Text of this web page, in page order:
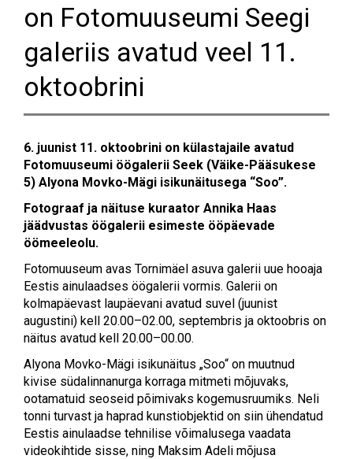
on Fotomuuseumi Seegi
galeriis avatud veel 11.
oktoobrini
6. juunist 11. oktoobrini on külastajaile avatud
Fotomuuseumi öögalerii Seek (Väike-Pääsukese
5) Alyona Movko-Mägi isikunäitusega “Soo”.
Fotograaf ja näituse kuraator Annika Haas
jäädvustas öögalerii esimeste ööpäevade
öömeeleolu.
Fotomuuseum avas Tornimäel asuva galerii uue hooaja
Eestis ainulaadses öögalerii vormis. Galerii on
kolmapäevast laupäevani avatud suvel (juunist
augustini) kell 20.00–02.00, septembris ja oktoobris on
näitus avatud kell 20.00–00.00.
Alyona Movko-Mägi isikunäitus „Soo“ on muutnud
kivise südalinnanurga korraga mitmeti mõjuvaks,
ootamatuid seoseid põimivaks kogemusruumiks. Neli
tonni turvast ja haprad kunstiobjektid on siin ühendatud
Eestis ainulaadse tehnilise võimalusega vaadata
videokihtide sisse, ning Maksim Adeli mõjusa